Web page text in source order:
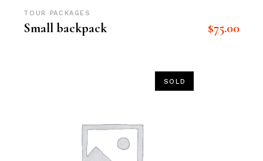
TOUR PACKAGES
Small backpack $75.00
SOLD